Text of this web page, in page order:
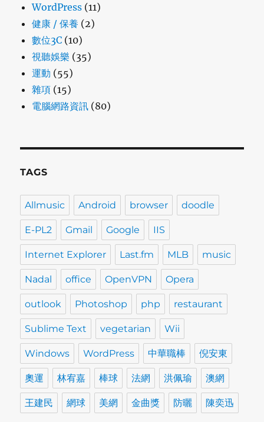
WordPress (11)
健康 / 保養 (2)
數位3C (10)
視聽娛樂 (35)
運動 (55)
雜項 (15)
電腦網路資訊 (80)
TAGS
Allmusic Android browser doodle
E-PL2 Gmail Google IIS
Internet Explorer Last.fm MLB music
Nadal office OpenVPN Opera
outlook Photoshop php restaurant
Sublime Text vegetarian Wii
Windows WordPress 中華職棒 倪安東
奧運 林宥嘉 棒球 法網 洪佩瑜 澳網
王建民 網球 美網 金曲獎 防曬 陳奕迅